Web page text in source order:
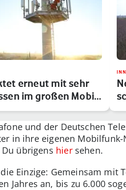
erneut mit sehr
im großen Mobi…
und der Deutschen
in ihre eigenen Mobilfunk-
übrigens hiersehen.
Einzige: Gemeinsam mit
Jahres an, bis zu 6.000